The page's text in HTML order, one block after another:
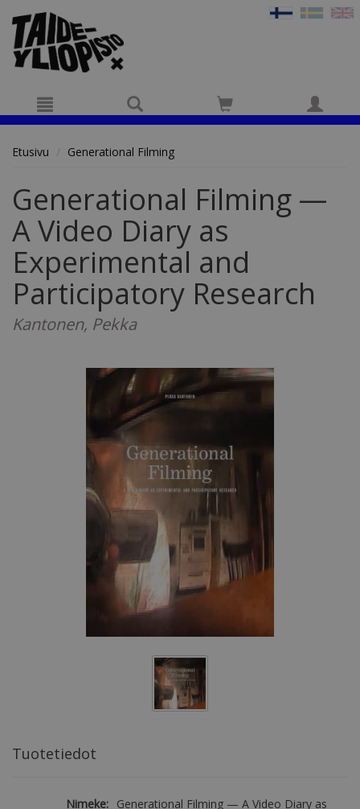
Etusivu Generational Filming
Generational Filming —
A Video Diary as
Experimental and
Participatory Research
Kantonen, Pekka
Tuotetiedot
Nimeke: Generational Filming — A Video Diary as